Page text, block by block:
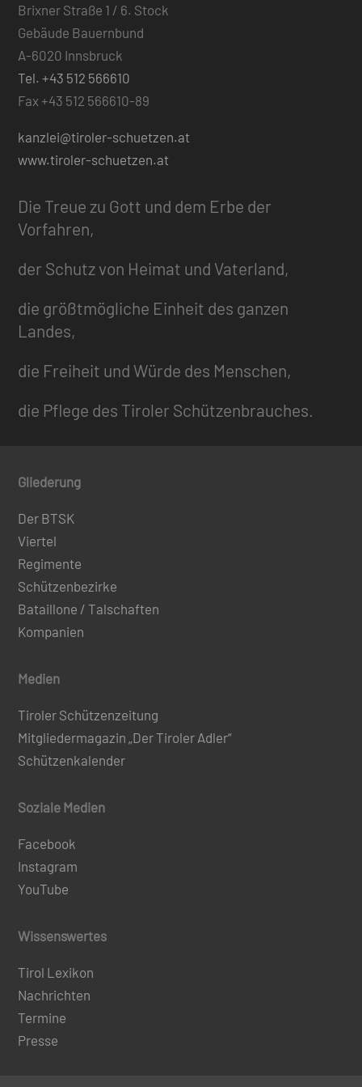
Brixner Straße 1 / 6. Stock
Gebäude Bauernbund
A-6020 Innsbruck
Tel. +43 512 566610
Fax +43 512 566610-89
kanzlei@tiroler-schuetzen.at
www.tiroler-schuetzen.at
Die Treue zu Gott und dem Erbe der
Vorfahren,
der Schutz von Heimat und Vaterland,
die größtmögliche Einheit des ganzen
Landes,
die Freiheit und Würde des Menschen,
die Pflege des Tiroler Schützenbrauches.
Gliederung
Der BTSK
Viertel
Regimente
Schützenbezirke
Bataillone / Talschaften
Kompanien
Medien
Tiroler Schützenzeitung
Mitgliedermagazin „Der Tiroler Adler“
Schützenkalender
Soziale Medien
Facebook
Instagram
YouTube
Wissenswertes
Tirol Lexikon
Nachrichten
Termine
Presse